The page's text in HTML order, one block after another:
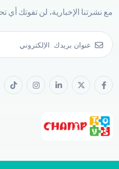
مع نشرتنا الإخبارية، لن تفوتك أي